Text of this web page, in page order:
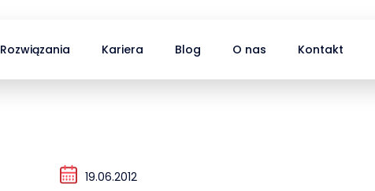
Rozwiązania Kariera Blog O nas Kontakt
19.06.2012